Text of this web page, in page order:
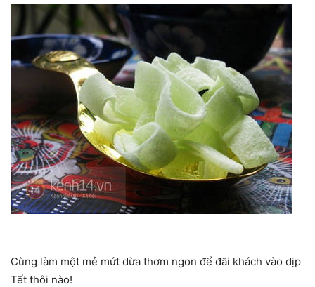
Cùng làm một mẻ mứt dừa thơm ngon để đãi khách vào dịp
Tết thôi nào!